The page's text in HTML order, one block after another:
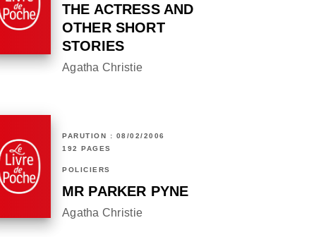
THE ACTRESS AND
OTHER SHORT
STORIES
Agatha Christie
PARUTION : 08/02/2006
192 PAGES
POLICIERS
MR PARKER PYNE
Agatha Christie